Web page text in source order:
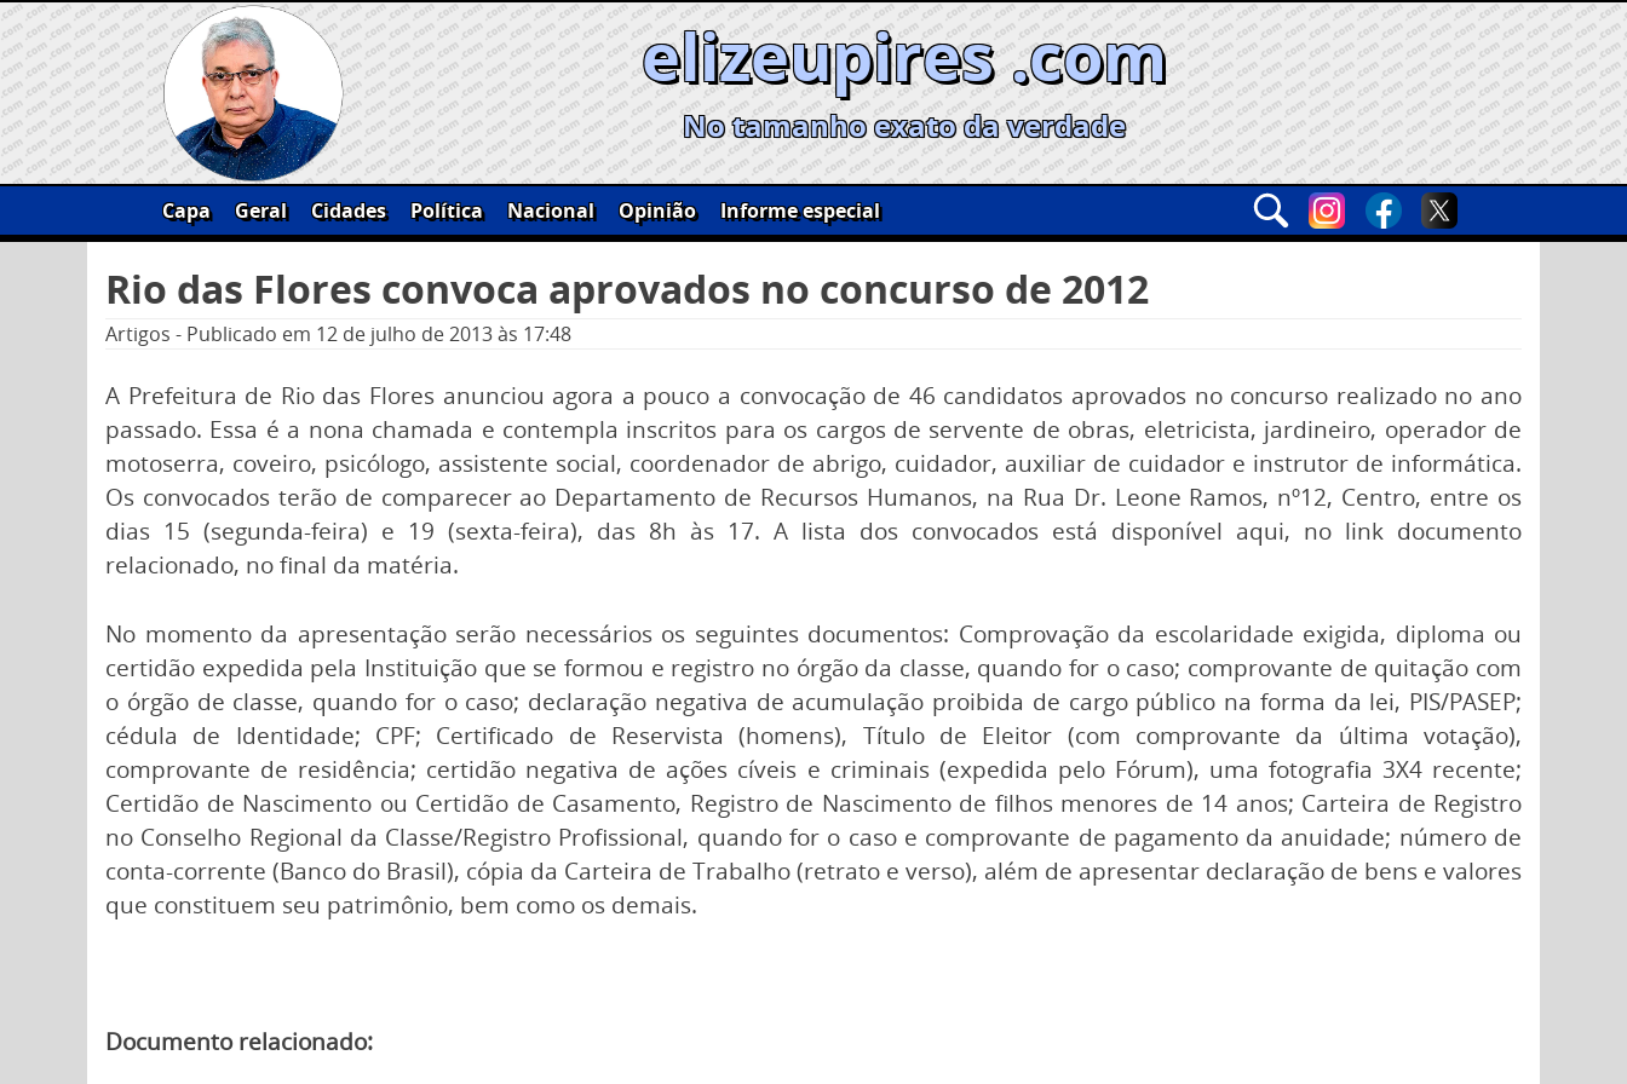
Skip
to
content
elizeupires .com
No tamanho exato da verdade
Capa Geral Cidades Política Nacional Opinião
Informe especial
por:
Rio das Flores convoca aprovados no concurso de 2012
Artigos - Publicado em 12 de julho de 2013às 17:48
A Prefeitura de Rio das Flores anunciou agora a pouco a convocação de 46 candidatos aprovados no concurso realizado no ano
passado. Essa é a nona chamada e contempla inscritos para os cargos de servente de obras, eletricista, jardineiro, operador de
motoserra, coveiro, psicólogo, assistente social, coordenador de abrigo, cuidador, auxiliar de cuidador e instrutor de informática.
Os convocados terão de comparecer ao Departamento de Recursos Humanos, na Rua Dr. Leone Ramos, nº12, Centro, entre os
dias 15 (segunda-feira) e 19 (sexta-feira), das 8h às 17. A lista dos convocados está disponível aqui, no link documento
relacionado, no final da matéria.
No momento da apresentação serão necessários os seguintes documentos: Comprovação da escolaridade exigida, diploma ou
certidão expedida pela Instituição que se formou e registro no órgão da classe, quando for o caso; comprovante de quitação com
o órgão de classe, quando for o caso; declaração negativa de acumulação proibida de cargo público na forma da lei, PIS/PASEP;
cédula de Identidade; CPF; Certificado de Reservista (homens), Título de Eleitor (com comprovante da última votação),
comprovante de residência; certidão negativa de ações cíveis e criminais (expedida pelo Fórum), uma fotografia 3X4 recente;
Certidão de Nascimento ou Certidão de Casamento, Registro de Nascimento de filhos menores de 14 anos; Carteira de Registro
no Conselho Regional da Classe/Registro Profissional, quando for o caso e comprovante de pagamento da anuidade; número de
conta-corrente (Banco do Brasil), cópia da Carteira de Trabalho (retrato e verso), além de apresentar declaração de bens e valores
que constituem seu patrimônio, bem como os demais.
Documento relacionado: